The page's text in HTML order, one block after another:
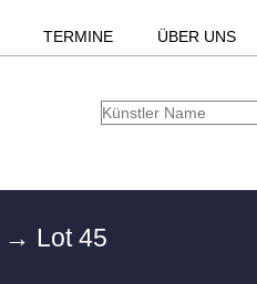
TERMINE ÜBER UNS
→ Lot 45